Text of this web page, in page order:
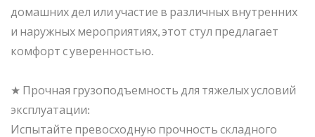
домашних дел или участие в различных внутренних
и наружных мероприятиях, этот стул предлагает
комфорт с уверенностью.
★ Прочная грузоподъемность для тяжелых условий
эксплуатации:
Испытайте превосходную прочность складного